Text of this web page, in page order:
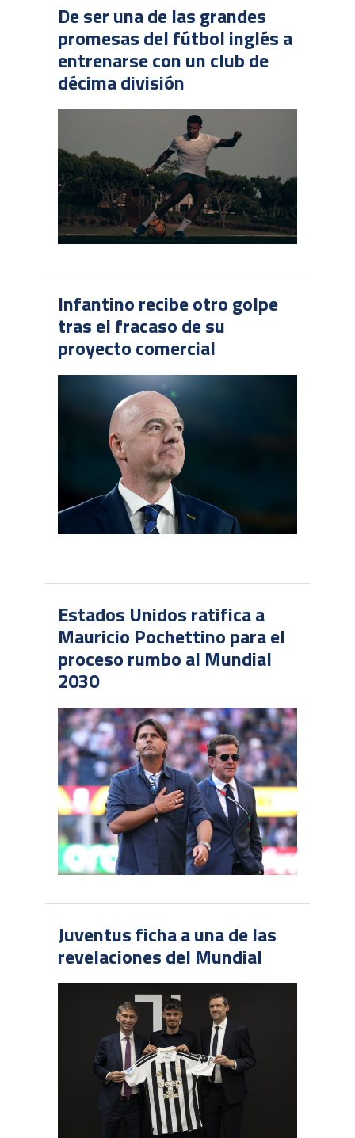
De ser una de las grandes
promesas del fútbol inglés a
entrenarse con un club de
décima división
Infantino recibe otro golpe
tras el fracaso de su
proyecto comercial
Estados Unidos ratifica a
Mauricio Pochettino para el
proceso rumbo al Mundial
2030
Juventus ficha a una de las
revelaciones del Mundial